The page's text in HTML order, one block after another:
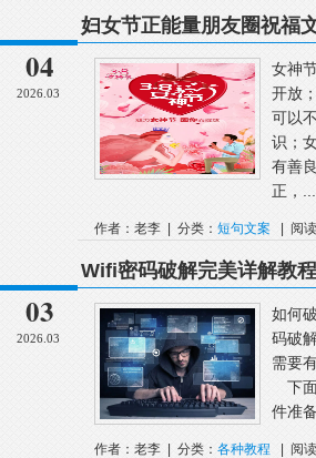
04
2026.03
妇女节正能量朋友圈祝福
片
女神
开放
可以
识；
有善
正，...
作者：老李 | 分类： 短句文案 | 阅
03
2026.03
Wifi密码破解完美详解教程
如何
码破
需要
下
件准
作者：老李 | 分类： 各种教程 | 阅